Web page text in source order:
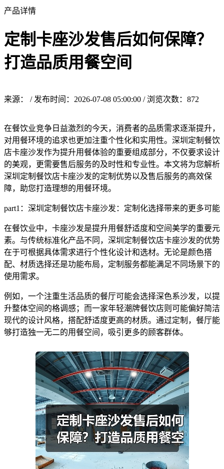
产品详情
定制卡座沙发售后如何保障？
打造品质用餐空间
来源： / 发布时间：2026-07-08 05:00:00 / 浏览次数： 872
在餐饮业竞争日益激烈的今天，消费者的品质需求逐渐提升，
对用餐环境的追求也更加注重个性化和实用性。深圳定制餐饮
店卡座沙发作为提升用餐体验的重要组成部分，不仅要求设计
的美观，更需要售后服务的及时性和专业性。本文将为您解析
深圳定制餐饮店卡座沙发的定制优势以及售后服务的高效保
障，助您打造理想的用餐环境。
part1：深圳定制餐饮店卡座沙发：定制化选择带来的更多可能
在餐饮业中，卡座沙发是提升用餐舒适度和空间美学的重要元
素。与传统标准化产品不同，深圳定制餐饮店卡座沙发的优势
在于可根据具体需求进行个性化设计和选材。无论是颜色搭
配、材质选择还是功能布局，定制服务都能满足不同场景下的
使用需求。
例如，一个注重生活品质的餐厅可能会选择深色系沙发，以提
升整体空间的格调感；而一家年轻潮牌餐饮店则可能偏好简洁
现代的设计风格，搭配舒适度更高的材质。通过定制，餐厅能
够打造独一无二的用餐空间，吸引更多的顾客群体。